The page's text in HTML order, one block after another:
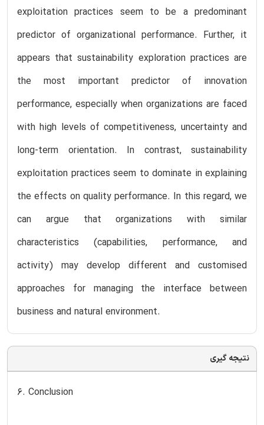
exploitation practices seem to be a predominant
predictor of organizational performance. Further, it
appears that sustainability exploration practices are
the most important predictor of innovation
performance, especially when organizations are faced
with high levels of competitiveness, uncertainty and
long-term orientation. In contrast, sustainability
exploitation practices seem to dominate in explaining
the effects on quality performance. In this regard, we
can argue that organizations with similar
characteristics (capabilities, performance, and
activity) may develop different and customised
approaches for managing the interface between
business and natural environment.
نتیجه گیری
6. Conclusion